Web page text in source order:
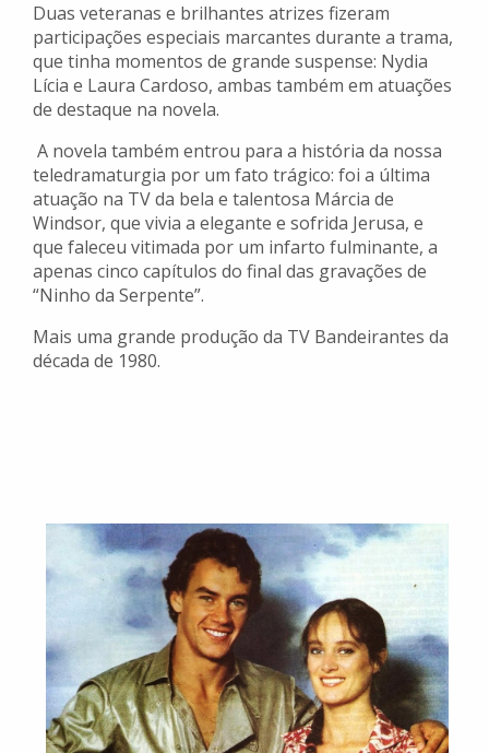
Duas veteranas e brilhantes atrizes fizeram
participações especiais marcantes durante a trama,
que tinha momentos de grande suspense: Nydia
Lícia e Laura Cardoso, ambas também em atuações
de destaque na novela.
A novela também entrou para a história da nossa
teledramaturgia por um fato trágico: foi a última
atuação na TV da bela e talentosa Márcia de
Windsor, que vivia a elegante e sofrida Jerusa, e
que faleceu vitimada por um infarto fulminante, a
apenas cinco capítulos do final das gravações de
“Ninho da Serpente”.
Mais uma grande produção da TV Bandeirantes da
década de 1980.